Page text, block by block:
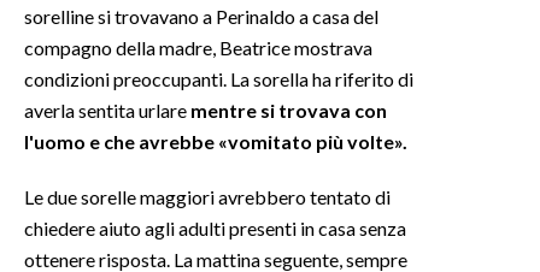
INSULARITÀ
INFO AZIENDE
ABBONATI
ANNUNCI
PUBBLICITÀ
SPIAGGE
sorelline si trovavano a Perinaldo a casa del
compagno della madre, Beatrice mostrava
condizioni preoccupanti. La sorella ha riferito di
averla sentita urlare mentre si trovava con
l'uomo e che avrebbe «vomitato più volte».
Le due sorelle maggiori avrebbero tentato di
chiedere aiuto agli adulti presenti in casa senza
ottenere risposta. La mattina seguente, sempre